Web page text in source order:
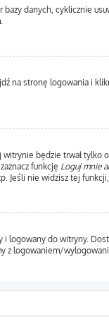
danych, cyklicznie
na stronę logowania i
będzie trwał tylko
funkcję Loguj mnie
nie widzisz tej funkcji,
do witryny.
z logowaniem/